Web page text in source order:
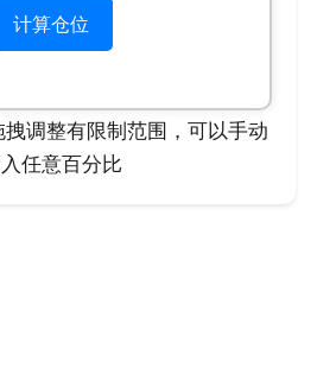
计算仓位
调整有限制范围，可以手动
任意百分比